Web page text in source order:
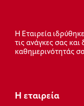
Η Εταιρεία
τις ανάγκες σας
καθημερινότητάς
Η εταιρεία